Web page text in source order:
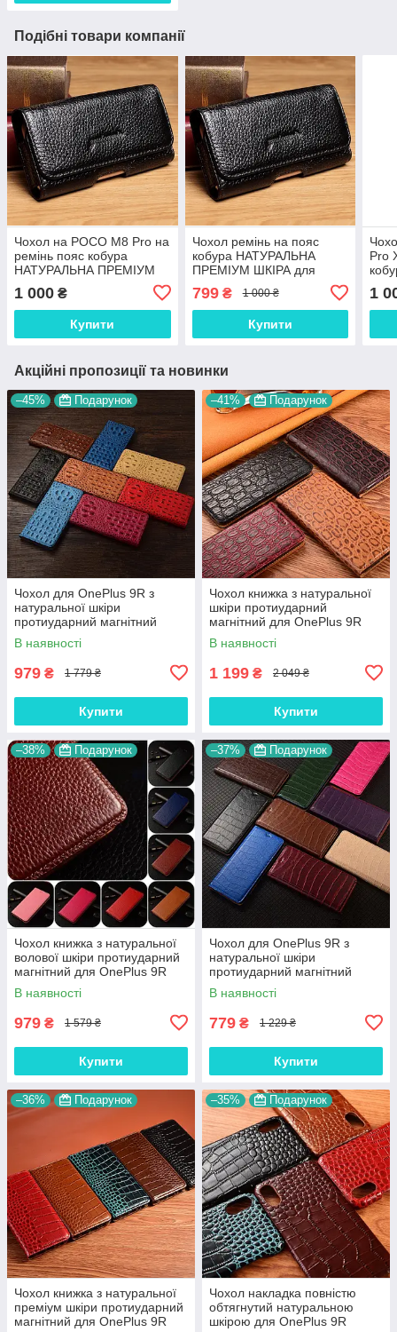
Подібні товари компанії
Чохол на POCO M8 Pro на
ремінь пояс кобура
НАТУРАЛЬНА ПРЕМІУМ
1 000 ₴
Купити
Чохол ремінь на пояс
кобура НАТУРАЛЬНА
ПРЕМІУМ ШКІРА для
телефону OnePlus 9 Pro
"FLOTAR"
799₴ 1 000 ₴
Купити
Pro
1
Акційні пропозиції та новинки
–45% Подарунок
Чохол для OnePlus 9R з
натуральної шкіри
протиударний магнітний
книжка з підставкою
"CROCOHEAD"
В наявності
979 ₴ 1 779 ₴
Купити
–41% Подарунок
Чохол книжка з натуральної
шкіри протиударний
магнітний для OnePlus 9R
"JACOSA"
В наявності
1 199 ₴ 2 049 ₴
Купити
–38% Подарунок
Чохол книжка з натуральної
волової шкіри протиударний
магнітний для OnePlus 9R
"BULL"
В наявності
979 ₴ 1 579 ₴
Купити
–37% Подарунок
Чохол для OnePlus 9R з
натуральної шкіри
протиударний магнітний
книжка з підставкою "LUXOR"
В наявності
779 ₴ 1 229 ₴
Купити
–36% Подарунок
Чохол книжка з натуральної
преміум шкіри протиударний
магнітний для OnePlus 9R
–35% Подарунок
Чохол накладка повністю
обтягнутий натуральною
шкірою для OnePlus 9R